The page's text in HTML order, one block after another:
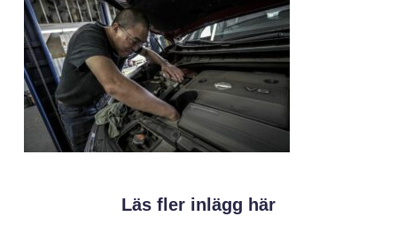
Läs fler inlägg här